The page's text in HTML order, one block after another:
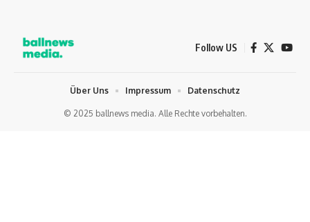
Follow US
© 2025 ballnews media. Alle Rechte vorbehalten.
Über Uns Impressum Datenschutz